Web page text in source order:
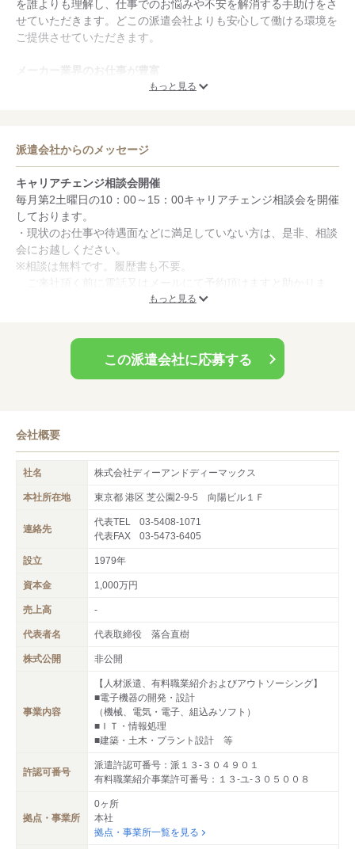
を誰よりも理解し、仕事でのお悩みや不安を解消する手助けをさ
せていただきます。どこの派遣会社よりも安心して働ける環境を
ご提供させていただきます。
メーカー業界のお仕事が豊富
取引先は上場企業５０社以上。電子機器メーカー、医療機器メー
腕を磨ける開発・設計環境を提供します。
取り扱い職種が豊富
電気・電子、ソフトウェア、機械などの開発・設計・設計支援
（ＣＡＤオペ等）～組立・調整・検査～保守・メンテなど幅広い
職種を提供します。また、事務・オフィス系も充実しています。
もっと見る
派遣会社からのメッセージ
キャリアチェンジ相談会開催
毎月第2土曜日の10：00～15：00キャリアチェンジ相談会を開催
しております。
・現状のお仕事や待遇面などに満足していない方は、是非、相談
会にお越しください。
※相談は無料です。履歴書も不要。
ご来社頂く前に電話又はメールにて予約頂けますと助かりま
〒105‐0011 東京都港区芝公園2‐9‐5 向陽ビル1F
TEL：03-5408-1071
もっと見る
この派遣会社に応募する
会社概要
社名 株式会社ディーアンドディーマックス
本社所在地 東京都 港区 芝公園2‐9‐5 向陽ビル１Ｆ
連絡先
代表TEL
03-5408-1071
代表FAX
03-5473-6405
設立 1979年
資本金 1,000万円
売上高 -
代表者名 代表取締役 落合直樹
株式公開 非公開
事業内容
【人材派遣、有料職業紹介およびアウトソーシング】
■電子機器の開発・設計
（機械、電気・電子、組込みソフト）
■ＩＴ・情報処理
■建築・土木・プラント設計 等
許認可番号
派遣許認可番号：派１３‐３０４９０１
有料職業紹介事業許可番号：１３‐ユ‐３０５００８
拠点・事業所
0ヶ所
本社
拠点・事業所一覧を見る